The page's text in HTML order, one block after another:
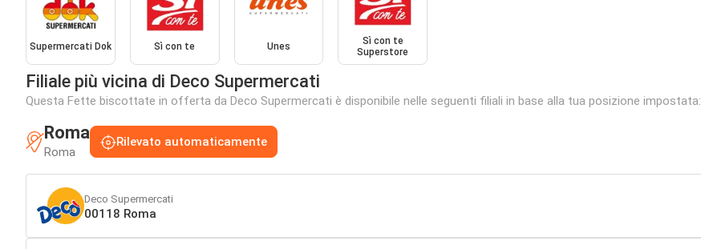
Supermercati Dok Sì con te Unes
Sì con te
Superstore
Filiale più vicina di Deco Supermercati
Questa Fette biscottate in offerta da Deco Supermercati è disponibile nelle seguenti filiali in base alla tua posizione impostata:
Roma
Roma
Rilevato automaticamente
Deco Supermercati
00118 Roma